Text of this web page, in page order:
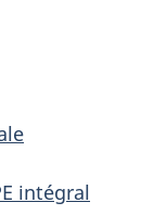
intégral